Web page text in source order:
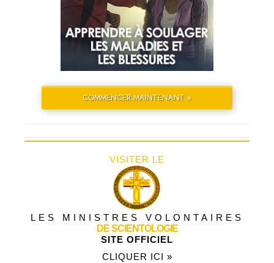
COMMENCER MAINTENANT »
VISITER LE
LES MINISTRES VOLONTAIRES
DE SCIENTOLOGIE
SITE OFFICIEL
CLIQUER ICI »